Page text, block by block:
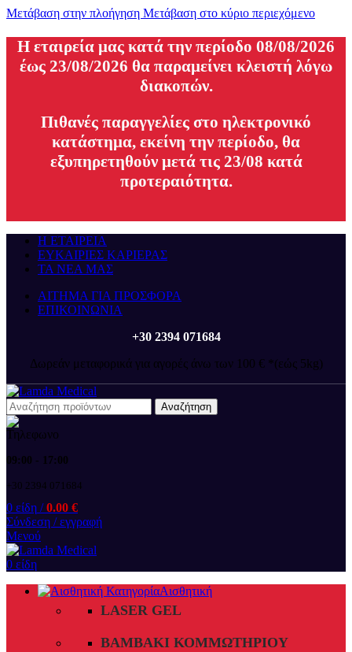
Μετάβαση στην πλοήγηση Μετάβαση στο κύριο περιεχόμενο
H εταιρεία μας κατά την περίοδο 08/08/2026
έως 23/08/2026 θα παραμείνει κλειστή λόγω
διακοπών.
Πιθανές παραγγελίες στο ηλεκτρονικό
κατάστημα, εκείνη την περίοδο, θα
εξυπηρετηθούν μετά τις 23/08 κατά
προτεραιότητα.
Η ΕΤΑΙΡΕΙΑ
ΕΥΚΑΙΡΙΕΣ ΚΑΡΙΕΡΑΣ
ΤΑ ΝΕΑ ΜΑΣ
ΑΙΤΗΜΑ ΓΙΑ ΠΡΟΣΦΟΡΑ
ΕΠΙΚΟΙΝΩΝΙΑ
+30 2394 071684
Δωρεάν μεταφορικά για αγορές άνω των 100 € *(εώς 5kg)
Αναζήτηση
09:00 - 17:00
+30 2394 071684
0 είδη / 0.00 €
Σύνδεση / εγγραφή
Μενού
0 είδη
Αισθητική
LASER GEL
ΒΑΜΒΆΚΙ ΚΟΜΜΩΤΗΡΊΟΥ